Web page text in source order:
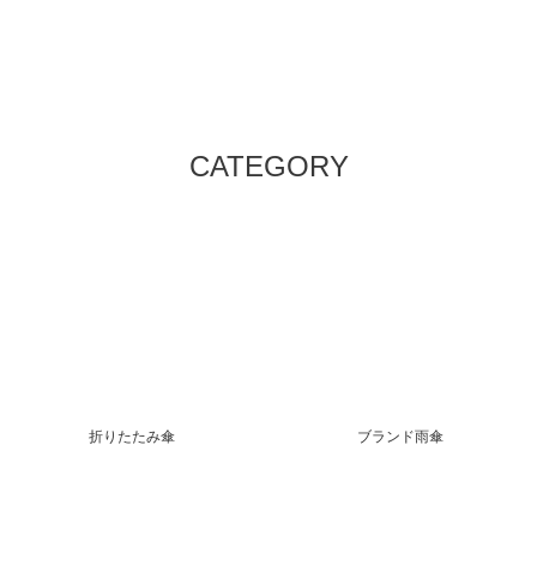
CATEGORY
折りたたみ傘 ブランド雨傘